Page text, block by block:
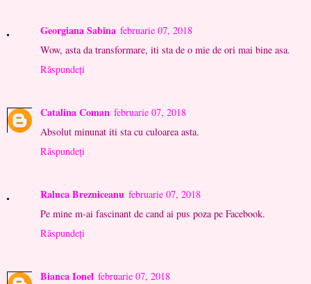
Georgiana Sabina februarie 07, 2018
Wow, asta da transformare, iti sta de o mie de ori mai bine asa.
Răspundeți
Catalina Coman februarie 07, 2018
Absolut minunat iti sta cu culoarea asta.
Răspundeți
Raluca Brezniceanu februarie 07, 2018
Pe mine m-ai fascinant de cand ai pus poza pe Facebook.
Răspundeți
Bianca Ionel februarie 07, 2018